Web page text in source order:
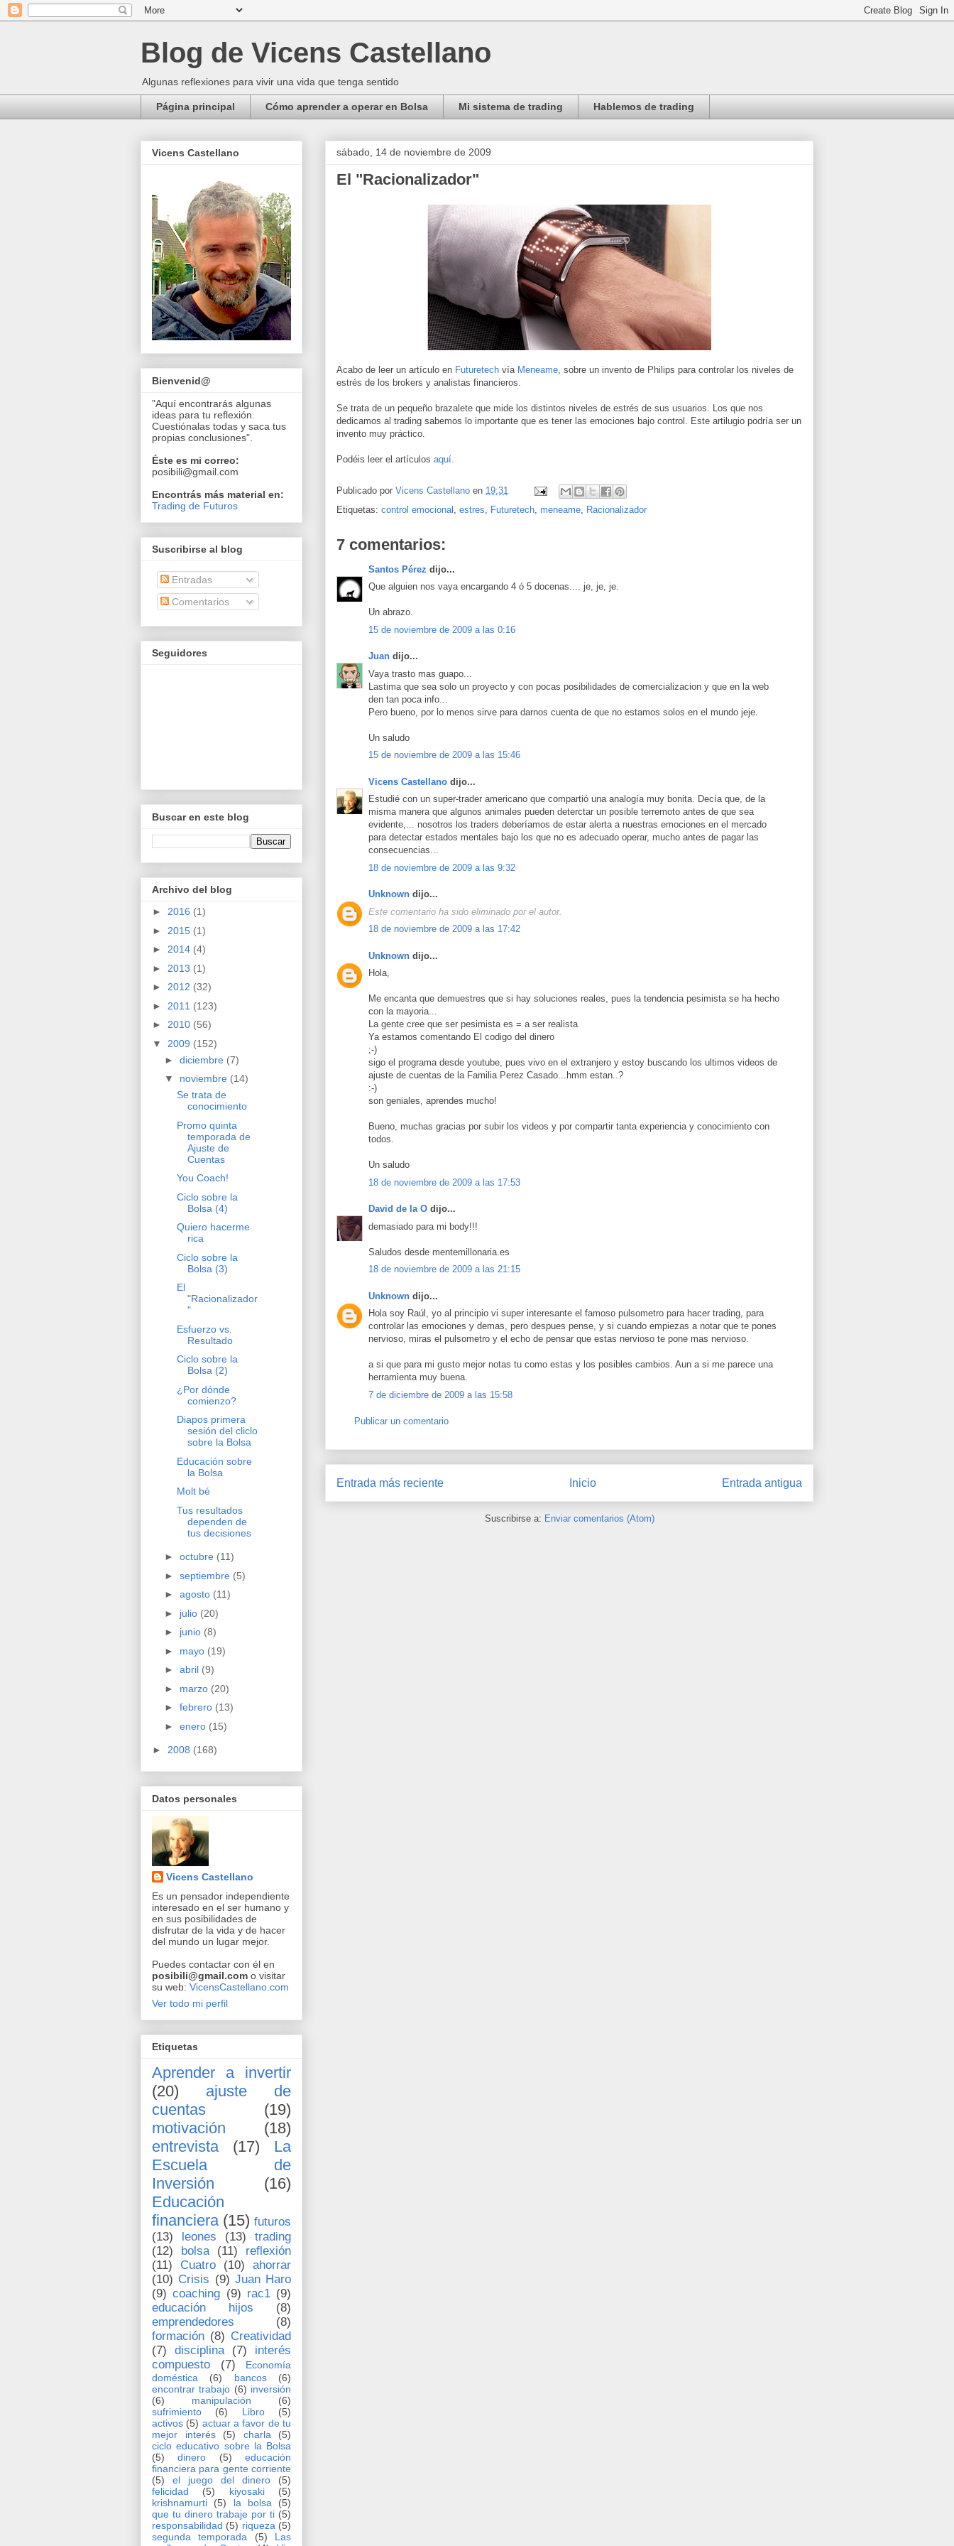
Blog de Vicens Castellano
Algunas reflexiones para vivir una vida que tenga sentido
Página principal Cómo aprender a operar en Bolsa Mi sistema de trading Hablemos de trading
sábado, 14 de noviembre de 2009
El "Racionalizador"
Acabo de leer un artículo en Futuretech vía Meneame , sobre un invento de Philips para controlar los niveles de
estrés de los brokers y analistas financieros.
Se trata de un pequeño brazalete que mide los distintos niveles de estrés de sus usuarios. Los que nos
dedicamos al trading sabemos lo importante que es tener las emociones bajo control. Este artilugio podría ser un
invento muy práctico.
Podéis leer el artículos aquí.
Publicado por Vicens Castellano en 19:31
Etiquetas: control emocional estres Futuretech meneame Racionalizador
7 comentarios:
Santos Pérez dijo...
Que alguien nos vaya encargando 4 ó 5 docenas.... je, je, je.
Un abrazo.
15 de noviembre de 2009 a las 0:16
Juan dijo...
Vaya trasto mas guapo...
Lastima que sea solo un proyecto y con pocas posibilidades de comercializacion y que en la web
den tan poca info...
Pero bueno, por lo menos sirve para darnos cuenta de que no estamos solos en el mundo jeje.
Un saludo
15 de noviembre de 2009 a las 15:46
Vicens Castellano dijo...
Estudié con un super-trader americano que compartió una analogía muy bonita. Decía que, de la
misma manera que algunos animales pueden deterctar un posible terremoto antes de que sea
evidente,... nosotros los traders deberíamos de estar alerta a nuestras emociones en el mercado
para detectar estados mentales bajo los que no es adecuado operar, mucho antes de pagar las
consecuencias...
18 de noviembre de 2009 a las 9:32
Unknown dijo...
Este comentario ha sido eliminado por el autor.
18 de noviembre de 2009 a las 17:42
Unknown dijo...
Hola,
Me encanta que demuestres que si hay soluciones reales, pues la tendencia pesimista se ha hecho
con la mayoria...
La gente cree que ser pesimista es = a ser realista
Ya estamos comentando El codigo del dinero
;-)
sigo el programa desde youtube, pues vivo en el extranjero y estoy buscando los ultimos videos de
ajuste de cuentas de la Familia Perez Casado...hmm estan..?
:-)
son geniales, aprendes mucho!
Bueno, muchas gracias por subir los videos y por compartir tanta experiencia y conocimiento con
todos.
Un saludo
18 de noviembre de 2009 a las 17:53
David de la O dijo...
demasiado para mi body!!!
Saludos desde mentemillonaria.es
18 de noviembre de 2009 a las 21:15
Unknown dijo...
Hola soy Raúl, yo al principio vi super interesante el famoso pulsometro para hacer trading, para
controlar las emociones y demas, pero despues pense, y si cuando empiezas a notar que te pones
nervioso, miras el pulsometro y el echo de pensar que estas nervioso te pone mas nervioso.
a si que para mi gusto mejor notas tu como estas y los posibles cambios. Aun a si me parece una
herramienta muy buena.
7 de diciembre de 2009 a las 15:58
Publicar un comentario
Entrada más reciente Entrada antigua
Inicio
Suscribirse a: Enviar comentarios (Atom)
Vicens Castellano
Bienvenid@
"Aquí encontrarás algunas
ideas para tu reflexión.
Cuestiónalas todas y saca tus
propias conclusiones".
Éste es mi correo:
posibili@gmail.com
Encontrás más material en:
Trading de Futuros
Suscribirse al blog
Entradas
Comentarios
Seguidores
Buscar en este blog
Archivo del blog
► 2016 (1)
► 2015 (1)
► 2014 (4)
► 2013 (1)
► 2012 (32)
► 2011 (123)
► 2010 (56)
▼ 2009 (152)
► diciembre (7)
▼ noviembre (14)
Se trata de
conocimiento
Promo quinta
temporada de
Ajuste de
Cuentas
You Coach!
Ciclo sobre la
Bolsa (4)
Quiero hacerme
rica
Ciclo sobre la
Bolsa (3)
El
"Racionalizador
"
Esfuerzo vs.
Resultado
Ciclo sobre la
Bolsa (2)
¿Por dónde
comienzo?
Diapos primera
sesión del cliclo
sobre la Bolsa
Educación sobre
la Bolsa
Molt bé
Tus resultados
dependen de
tus decisiones
► octubre (11)
► septiembre (5)
► agosto (11)
► julio (20)
► junio (8)
► mayo (19)
► abril (9)
► marzo (20)
► febrero (13)
► enero (15)
► 2008 (168)
Datos personales
Vicens Castellano
Es un pensador independiente
interesado en el ser humano y
en sus posibilidades de
disfrutar de la vida y de hacer
del mundo un lugar mejor.
Puedes contactar con él en
posibili@gmail.com o visitar
su web: VicensCastellano.com
Ver todo mi perfil
Etiquetas
Aprender a invertir
(20)
ajuste de
cuentas
(19)
motivación
(18)
entrevista
(17)
La
Escuela de
Inversión
(16)
Educación
financiera (15) futuros
(13)
leones (13)
trading
(12)
bolsa (11)
reflexión
(11)
Cuatro (10)
ahorrar
(10) Crisis (9) Juan Haro
(9) coaching (9) rac1 (9)
educación hijos
(8)
emprendedores
(8)
formación (8) Creatividad
(7)
disciplina (7)
interés
compuesto
(7)
Economía
doméstica
(6) bancos
(6)
encontrar trabajo (6) inversión
(6)
manipulación
(6)
sufrimiento
(6) Libro
(5)
activos (5) actuar a favor de tu
mejor interés
(5) charla
(5)
ciclo educativo sobre la Bolsa
(5)
dinero (5)
educación
financiera para gente corriente
(5)
el juego del dinero
(5)
felicidad
(5) kiyosaki
(5)
krishnamurti
(5) la bolsa
(5)
que tu dinero trabaje por ti (5)
responsabilidad (5) riqueza (5)
segunda temporada
(5)
Las